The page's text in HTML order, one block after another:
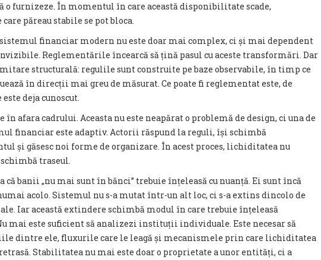
o furnizeze. În momentul în care această disponibilitate scade,
păreau stabile se pot bloca.
sistemul financiar modern nu este doar mai complex, ci și mai dependent
Reglementările încearcă să țină pasul cu aceste transformări. Dar
structurală: regulile sunt construite pe baze observabile, în timp ce
în direcții mai greu de măsurat. Ce poate fi reglementat este, de
este deja cunoscut.
în afara cadrului. Aceasta nu este neapărat o problemă de design, ci una de
financiar este adaptiv. Actorii răspund la reguli, își schimbă
și găsesc noi forme de organizare. În acest proces, lichiditatea nu
traseul.
că banii „nu mai sunt în bănci” trebuie înțeleasă cu nuanță. Ei sunt încă
acolo. Sistemul nu s-a mutat într-un alt loc, ci s-a extins dincolo de
Iar această extindere schimbă modul în care trebuie înțeleasă
mai este suficient să analizezi instituții individuale. Este necesar să
dintre ele, fluxurile care le leagă și mecanismele prin care lichiditatea
Stabilitatea nu mai este doar o proprietate a unor entități, ci a